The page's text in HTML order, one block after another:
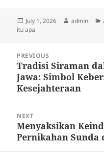
Posted
on
July 1, 2026 Author
admin
itu apa
navigation
PREVIOUS
Previous
post:
Tradisi Siraman
Jawa: Simbol
Kesejahteraan
NEXT
Next
post:
Menyaksikan
Pernikahan Sunda